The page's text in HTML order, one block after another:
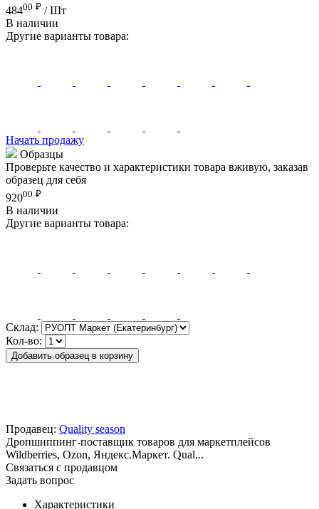
48400 ₽ / Шт
В наличии
Другие варианты товара:
Начать продажу
Образцы
Проверьте качество и характеристики товара вживую, заказав
образец для себя
92000 ₽
В наличии
Другие варианты товара:
Склад:
Кол-во:
Добавить образец в корзину
Продавец: Quality season
Дропшиппинг-поставщик товаров для маркетплейсов
Wildberries, Ozon, Яндекс.Маркет. Qual...
Связаться с продавцом
Задать вопрос
Характеристики